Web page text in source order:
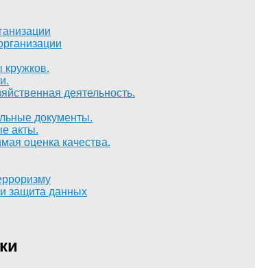
кружков.
деятельность.
документы.
акты.
оценка качества.
защита данных